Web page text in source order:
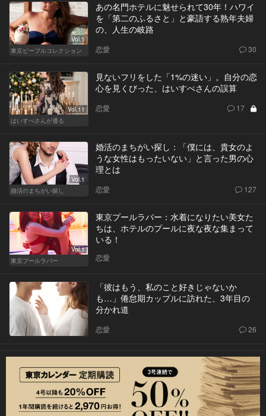
Vol.1
東京ピープルコレクション
あの名門ホテルに魅せられて30年！ハワイ
を「第二のふるさと」と豪語する熟年夫婦
の、人生の岐路
恋愛 30
Vol.11
はいすぺさんが通る
見ないフリをした「1%の迷い」。自分の恋
心を見くびった、はいすぺさんの誤算
恋愛 17
Vol.1
婚活のまちがい探し
婚活のまちがい探し：「僕には、貴女のよ
うな女性はもったいない」と言った男の心
理とは
恋愛 127
Vol.1
東京プールラバー
東京プールラバー：水着になりたい美女た
ちは、ホテルのプールに夜な夜な集まって
いる！
恋愛
「彼はもう、私のこと好きじゃないか
も…」倦怠期カップルに訪れた、3年目の
分かれ道
恋愛 26